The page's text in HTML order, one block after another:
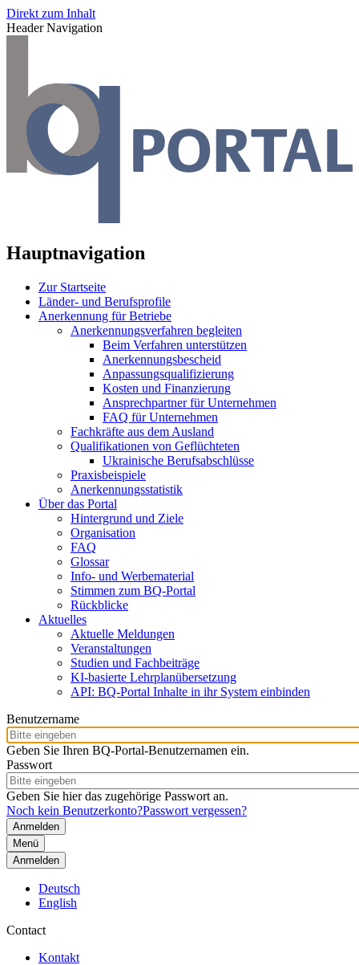
Direkt zum Inhalt
Header Navigation
Hauptnavigation
Zur Startseite
Länder- und Berufsprofile
Anerkennung für Betriebe
Anerkennungsverfahren begleiten
Beim Verfahren unterstützen
Anerkennungsbescheid
Anpassungsqualifizierung
Kosten und Finanzierung
Ansprechpartner für Unternehmen
FAQ für Unternehmen
Fachkräfte aus dem Ausland
Qualifikationen von Geflüchteten
Ukrainische Berufsabschlüsse
Praxisbeispiele
Anerkennungsstatistik
Über das Portal
Hintergrund und Ziele
Organisation
FAQ
Glossar
Info- und Werbematerial
Stimmen zum BQ-Portal
Rückblicke
Aktuelles
Aktuelle Meldungen
Veranstaltungen
Studien und Fachbeiträge
KI-basierte Lehrplanübersetzung
API: BQ-Portal Inhalte in ihr System einbinden
Benutzername
Geben Sie Ihren BQ-Portal-Benutzernamen ein.
Passwort
Geben Sie hier das zugehörige Passwort an.
Noch kein Benutzerkonto?Passwort vergessen?
Menü
Anmelden
Deutsch
English
Contact
Kontakt